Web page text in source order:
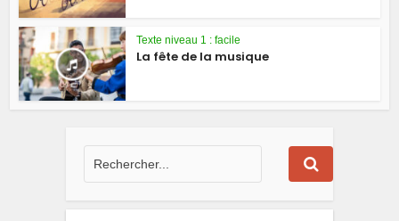
Texte niveau 1 : facile
La fête de la musique